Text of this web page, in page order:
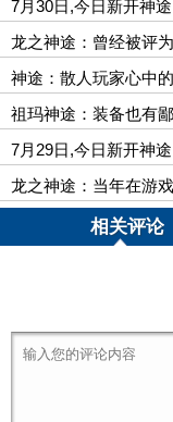
7月30日,今日新开神途
龙之神途：曾经被评
神级！
神途：散人玩家心中
位！
祖玛神途：装备也有
鄙视链底层
7月29日,今日新开神途
龙之神途：当年在游
最后一个创下的记录
相关评论